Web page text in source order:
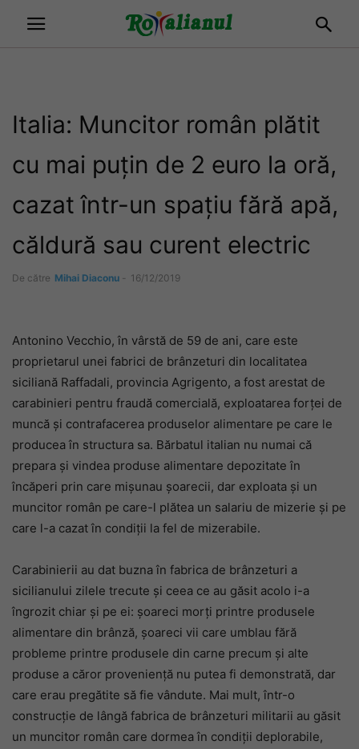
Italia: Muncitor român plătit
cu mai puțin de 2 euro la oră,
cazat într-un spațiu fără apă,
căldură sau curent electric
De către Mihai Diaconu - 16/12/2019
Antonino Vecchio, în vârstă de 59 de ani, care este
proprietarul unei fabrici de brânzeturi din localitatea
siciliană Raffadali, provincia Agrigento, a fost arestat de
carabinieri pentru fraudă comercială, exploatarea forței de
muncă și contrafacerea produselor alimentare pe care le
producea în structura sa. Bărbatul italian nu numai că
prepara și vindea produse alimentare depozitate în
încăperi prin care mișunau șoarecii, dar exploata și un
muncitor român pe care-l plătea un salariu de mizerie și pe
care l-a cazat în condiții la fel de mizerabile.
Carabinierii au dat buzna în fabrica de brânzeturi a
sicilianului zilele trecute și ceea ce au găsit acolo i-a
îngrozit chiar și pe ei: șoareci morți printre produsele
alimentare din brânză, șoareci vii care umblau fără
probleme printre produsele din carne precum și alte
produse a căror proveniență nu putea fi demonstrată, dar
care erau pregătite să fie vândute. Mai mult, într-o
construcție de lângă fabrica de brânzeturi militarii au găsit
un muncitor român care dormea în condiții deplorabile,